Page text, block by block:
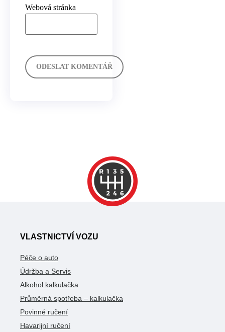
Webová stránka
VLASTNICTVÍ VOZU
Péče o auto
Údržba a Servis
Alkohol kalkulačka
Průměrná spotřeba – kalkulačka
Povinné ručení
Havarijní ručení